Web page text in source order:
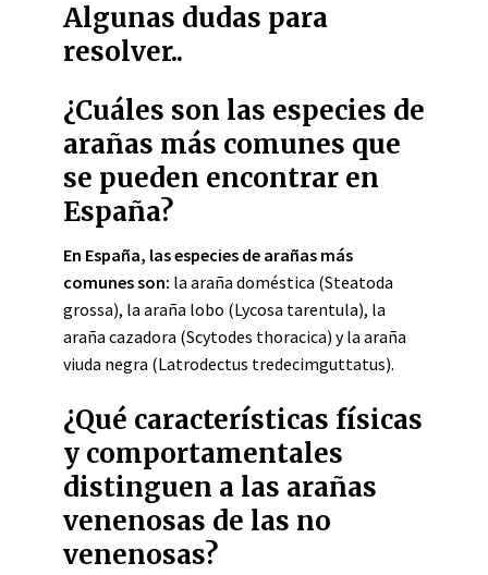
Algunas dudas para
resolver..
¿Cuáles son las especies de
arañas más comunes que
se pueden encontrar en
España?
En España, las especies de arañas más
comunes son: la araña doméstica (Steatoda
grossa), la araña lobo (Lycosa tarentula), la
araña cazadora (Scytodes thoracica) y la araña
viuda negra (Latrodectus tredecimguttatus).
¿Qué características físicas
y comportamentales
distinguen a las arañas
venenosas de las no
venenosas?